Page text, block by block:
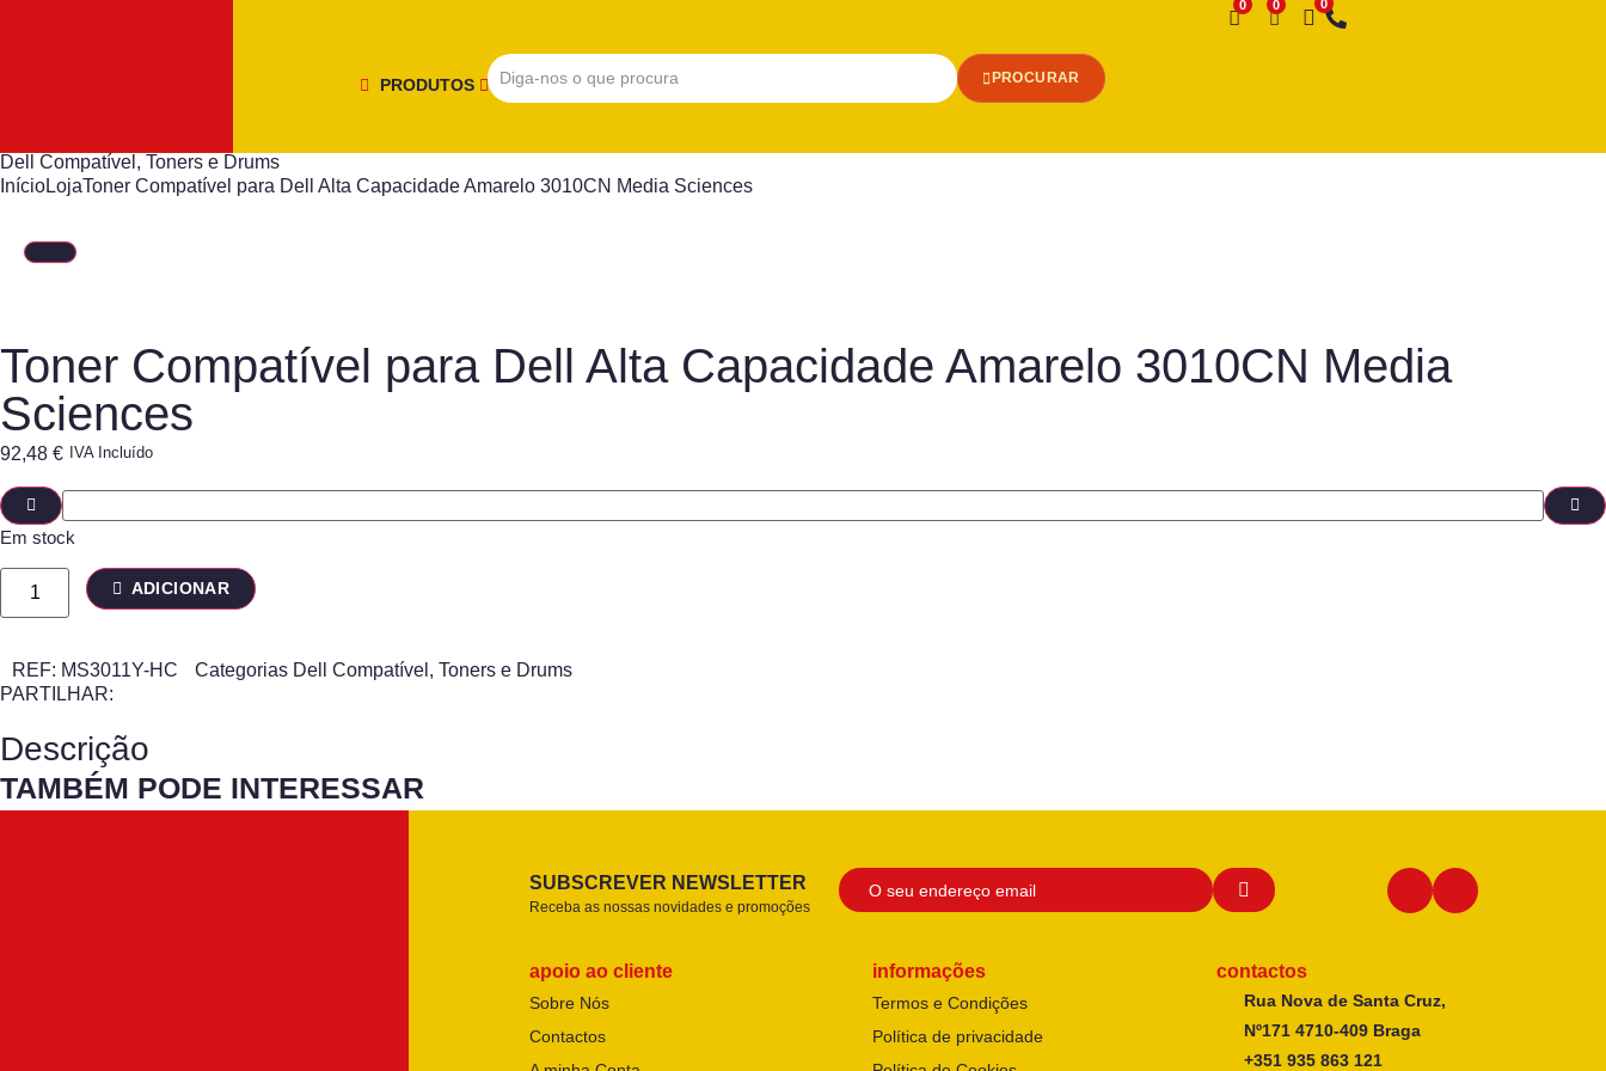
PRODUTOS PROCURAR
Desejo
Dell Compatível , Toners e Drums
InícioLojaToner Compatível para Dell Alta Capacidade Amarelo 3010CN Media Sciences
Toner Compatível para Dell Alta Capacidade Amarelo 3010CN Media
Sciences
92,48 € IVA Incluído
Em stock
ADICIONAR
REF: MS3011Y-HC Categorias Dell Compatível , Toners e Drums
PARTILHAR:
Descrição
TAMBÉM PODE INTERESSAR
SUBSCREVER NEWSLETTER
Receba as nossas novidades e promoções
apoio ao cliente
Sobre Nós
Contactos
informações
Termos e Condições
Política de privacidade
contactos
Rua Nova de Santa Cruz,
Nº171 4710-409 Braga
+351 935 863 121